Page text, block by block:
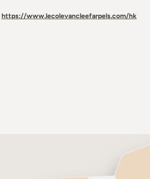
https://www.lecolevancleefarpels.com/hk